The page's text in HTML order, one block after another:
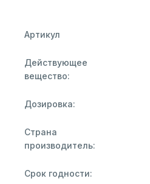
Артикул
Действующее
вещество:
Дозировка:
Страна
производитель:
Срок годности: